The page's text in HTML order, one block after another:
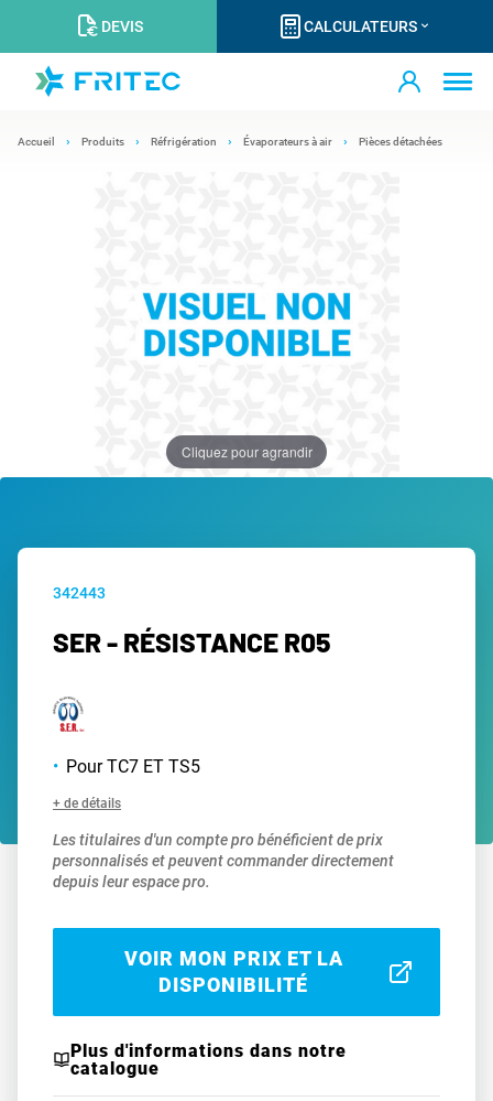
DEVIS CALCULATEURS
Accueil Produits Réfrigération Évaporateurs à air Pièces détachées
Cliquez pour agrandir
342443
SER - RÉSISTANCE R05
Pour TC7 ET TS5
+ de détails
Les titulaires d'un compte pro bénéficient de prix
personnalisés et peuvent commander directement
depuis leur espace pro.
VOIR MON PRIX ET LA
DISPONIBILITÉ
Plus d'informations dans notre
catalogue